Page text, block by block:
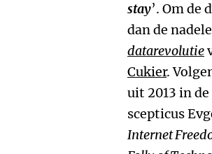
stay’. Om
dan de
datarevolutie
Cukier.
uit 2013 in
scepticus
Internet